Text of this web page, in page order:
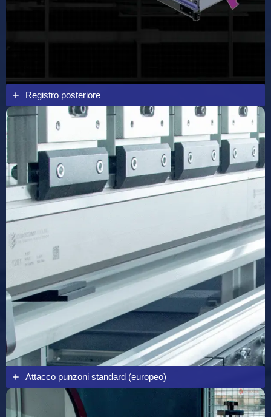
Registro posteriore
Attacco punzoni standard (europeo)